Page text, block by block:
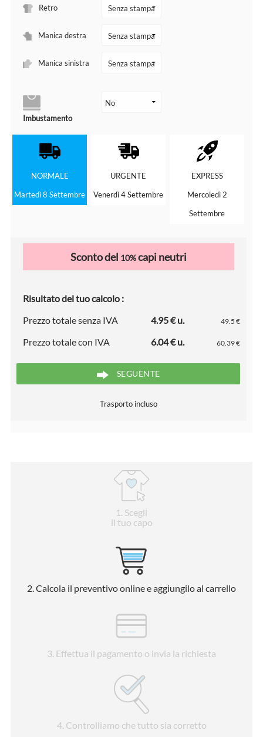
Retro
Manica destra
Manica sinistra
Imbustamento
NORMALE
Martedì 8 Settembre
URGENTE
Venerdì 4 Settembre
EXPRESS
Mercoledì 2
Settembre
Sconto del 10%capi neutri
Risultato del tuo calcolo :
Prezzo totale senza IVA
4.95 € u. 49.5 €
Prezzo totale con IVA 6.04 € u. 60.39 €
SEGUENTE
Trasporto incluso
1 . Scegli
il tuo capo
2 . Calcola il preventivo online e aggiungilo al carrello
3. Effettua il pagamento o invia la richiesta
4. Controlliamo che tutto sia corretto